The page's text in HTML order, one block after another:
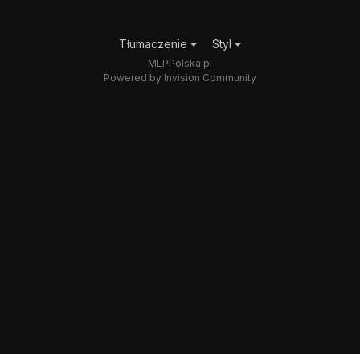
Tłumaczenie Styl
MLPPolska.pl
Powered by Invision Community